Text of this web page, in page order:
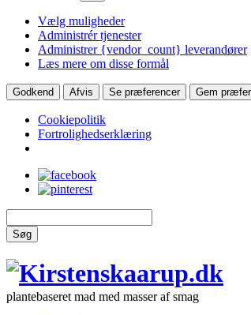
Vælg muligheder
Administrér tjenester
Administrer {vendor_count} leverandører
Læs mere om disse formål
Godkend Afvis Se præferencer Gem
Cookiepolitik
Fortrolighedserklæring
Søg
plantebaseret mad med masser af smag